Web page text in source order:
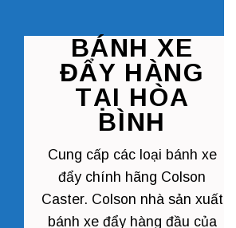
BÁNH XE
ĐẨY HÀNG
TẠI HÒA
BÌNH
Cung cấp các loại bánh xe
đẩy chính hãng Colson
Caster. Colson nhà sản xuất
bánh xe đẩy hàng đầu của